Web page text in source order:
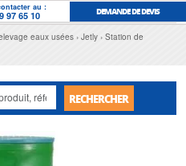
au :
97 65 10 DEMANDE DE DEVIS
eaux usées Jetly
Station de
RECHERCHER